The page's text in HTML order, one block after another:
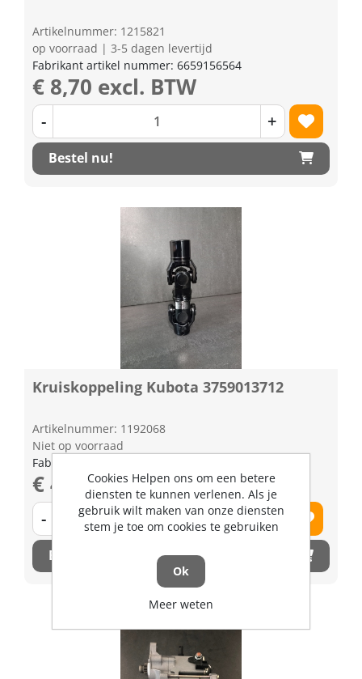
Artikelnummer: 1215821
op voorraad | 3-5 dagen levertijd
Fabrikant artikel nummer: 6659156564
€ 8,70 excl. BTW
- +
Bestel nu!
Kruiskoppeling Kubota 3759013712
Artikelnummer: 1192068
Niet op voorraad
Fabrikant artikel nummer: 3759013712
€ 405,18 excl. BTW
- +
Bestel nu!
Cookies Helpen ons om een betere
diensten te kunnen verlenen. Als je
gebruik wilt maken van onze diensten
stem je toe om cookies te gebruiken
Ok
Meer weten